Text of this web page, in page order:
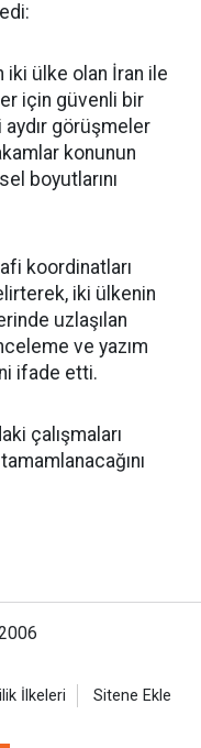
iki ülke olan İran ile
için güvenli bir
görüşmeler
konunun
boyutlarını
koordinatları
iki ülkenin
uzlaşılan
ve yazım
ifade etti.
çalışmaları
İlkeleri Sitene Ekle